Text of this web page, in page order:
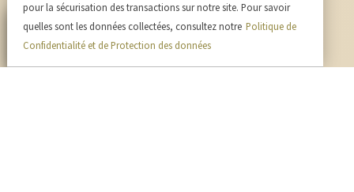
pour la sécurisation des transactions sur notre site. Pour savoir
quelles sont les données collectées, consultez notre Politique de
Confidentialité et de Protection des données